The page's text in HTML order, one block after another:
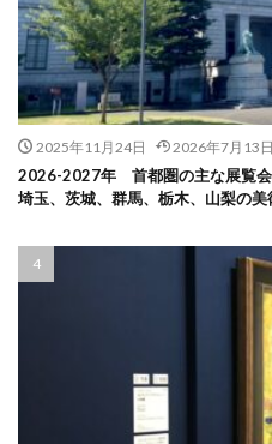
2025年11月24日 2026年7月13日
2026-2027年 首都圏の主な展覧会
埼玉、茨城、群馬、栃木、山梨の美